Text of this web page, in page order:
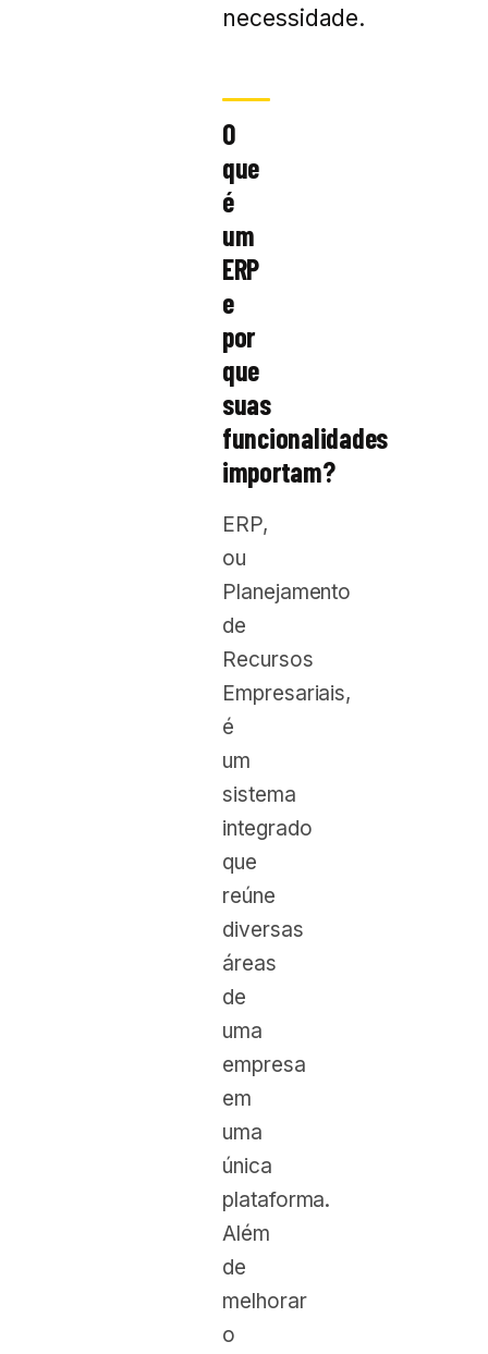
necessidade.
O
que
é
um
ERP
e
por
que
suas
funcionalidades
importam?
ERP,
ou
Planejamento
de
Recursos
Empresariais,
é
um
sistema
integrado
que
reúne
diversas
áreas
de
uma
empresa
em
uma
única
plataforma.
Além
de
melhorar
o